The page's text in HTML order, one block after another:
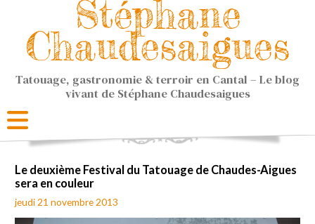
Stéphane
Chaudesaigues
Tatouage, gastronomie & terroir en Cantal – Le blog
vivant de Stéphane Chaudesaigues
Le deuxième Festival du Tatouage de Chaudes-Aigues
sera en couleur
jeudi 21 novembre 2013